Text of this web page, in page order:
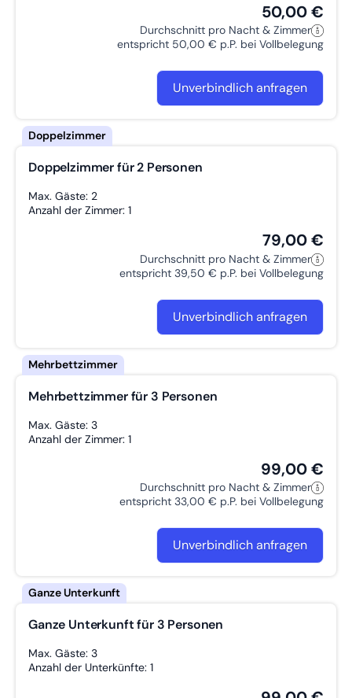
50,00 €
Durchschnitt pro Nacht & Zimmer
entspricht 50,00 € p.P. bei Vollbelegung
Unverbindlich anfragen
Doppelzimmer für 2 Personen
Max. Gäste: 2
Anzahl der Zimmer: 1
79,00 €
Durchschnitt pro Nacht & Zimmer
entspricht 39,50 € p.P. bei Vollbelegung
Unverbindlich anfragen
Mehrbettzimmer für 3 Personen
Max. Gäste: 3
Anzahl der Zimmer: 1
99,00 €
Durchschnitt pro Nacht & Zimmer
entspricht 33,00 € p.P. bei Vollbelegung
Unverbindlich anfragen
Ganze Unterkunft für 3 Personen
Max. Gäste: 3
Anzahl der Unterkünfte: 1